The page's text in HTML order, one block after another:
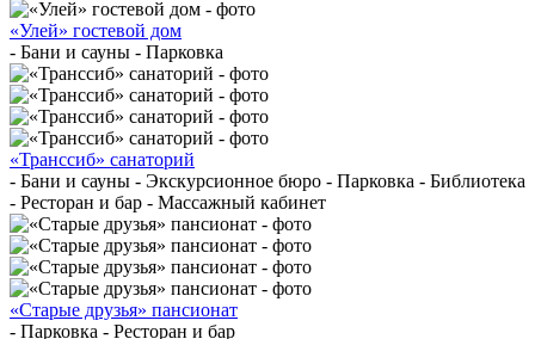
«Улей» гостевой дом
- Бани и сауны - Парковка
«Транссиб» санаторий
- Бани и сауны - Экскурсионное бюро - Парковка - Библиотека
- Ресторан и бар - Массажный кабинет
«Старые друзья» пансионат
- Парковка - Ресторан и бар